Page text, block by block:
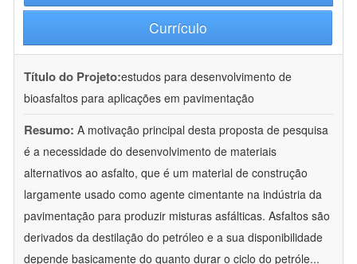
Currículo
Título do Projeto:estudos para desenvolvimento de
bioasfaltos para aplicações em pavimentação
Resumo: A motivação principal desta proposta de pesquisa
é a necessidade do desenvolvimento de materiais
alternativos ao asfalto, que é um material de construção
largamente usado como agente cimentante na indústria da
pavimentação para produzir misturas asfálticas. Asfaltos são
derivados da destilação do petróleo e a sua disponibilidade
depende basicamente do quanto durar o ciclo do petróle...